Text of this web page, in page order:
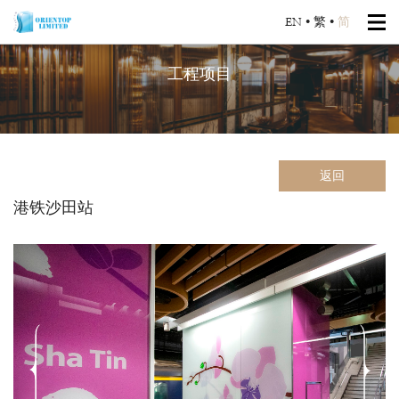
EN • 繁 • 简
工程项目
返回
港铁沙田站